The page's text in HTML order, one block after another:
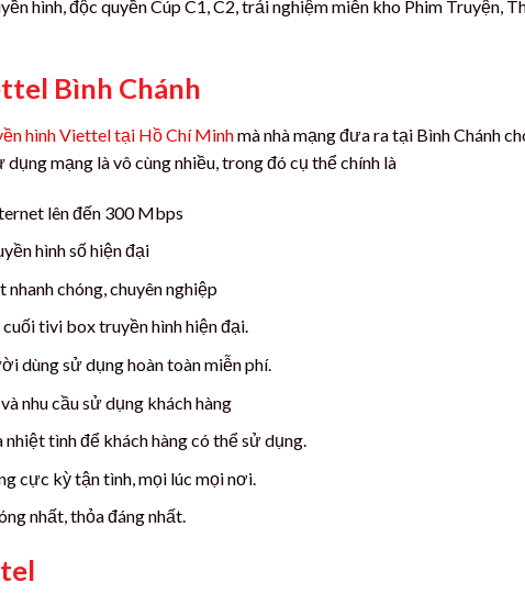
hình, độc quyền Cúp C1, C2, trải nghiệm miễn kho Phim Truyện,
Bình Chánh
hình Viettel tại Hồ Chí Minhmà nhà mạng đưa ra tại Bình Chánh
mạng là vô cùng nhiều, trong đó cụ thể chính là
lên đến 300 Mbps
hình số hiện đại
chóng, chuyên nghiệp
tivi box truyền hình hiện đại.
dùng sử dụng hoàn toàn miễn phí.
nhu cầu sử dụng khách hàng
tình để khách hàng có thể sử dụng.
cực kỳ tận tình, mọi lúc mọi nơi.
nhất, thỏa đáng nhất.